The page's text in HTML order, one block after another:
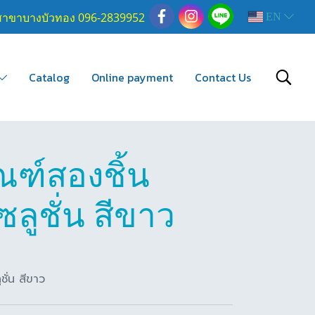
ขาบางบัวทอง 096-2839952 EN
Catalog Online payment Contact Us
ฑ์สองชิ้น
ลูชั่น สีขาว
น สีขาว